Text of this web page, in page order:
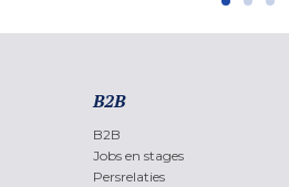
B2B
B2B
Jobs en stages
Persrelaties